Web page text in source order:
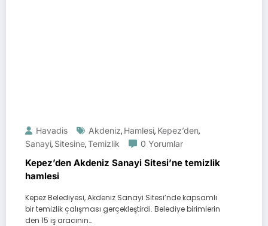
Havadis Akdeniz, Hamlesi, Kepez’den,
Sanayi, Sitesine,Temizlik 0 Yorumlar
Kepez’den Akdeniz Sanayi Sitesi’ne temizlik
hamlesi
Kepez Belediyesi, Akdeniz Sanayi Sitesi’nde kapsamlı
bir temizlik çalışması gerçekleştirdi. Belediye birimlerin
den 15 iş aracının…